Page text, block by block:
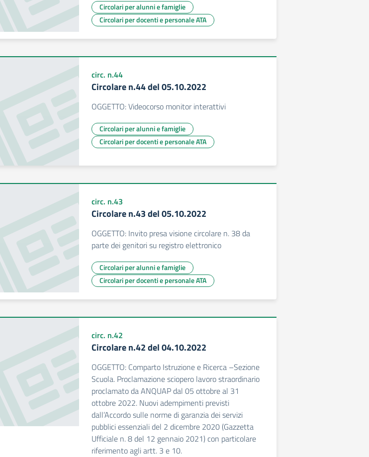
Circolari per alunni e famiglie
Circolari per docenti e personale ATA
circ. n.44
Circolare n.44 del 05.10.2022
OGGETTO: Videocorso monitor interattivi
Circolari per alunni e famiglie
Circolari per docenti e personale ATA
circ. n.43
Circolare n.43 del 05.10.2022
OGGETTO: Invito presa visione circolare n. 38 da
parte dei genitori su registro elettronico
Circolari per alunni e famiglie
Circolari per docenti e personale ATA
circ. n.42
Circolare n.42 del 04.10.2022
OGGETTO: Comparto Istruzione e Ricerca –Sezione
Scuola. Proclamazione sciopero lavoro straordinario
proclamato da ANQUAP dal 05 ottobre al 31
ottobre 2022. Nuovi adempimenti previsti
dall’Accordo sulle norme di garanzia dei servizi
pubblici essenziali del 2 dicembre 2020 (Gazzetta
Ufficiale n. 8 del 12 gennaio 2021) con particolare
riferimento agli artt. 3 e 10.